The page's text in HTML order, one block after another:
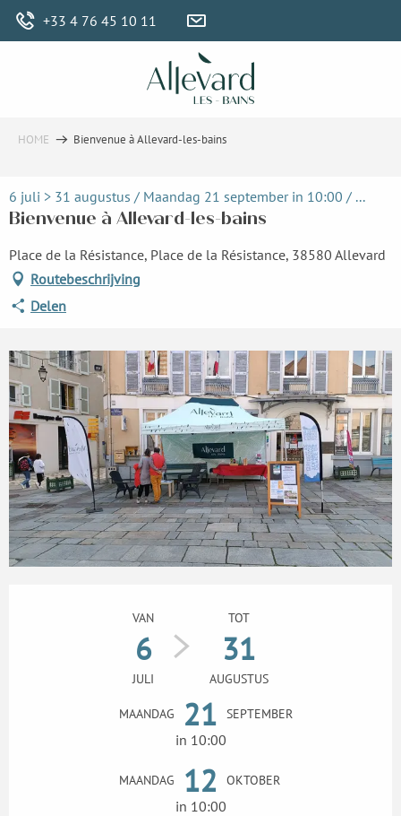
Aller
+33 4 76 45 10 11
HOME Bienvenue à Allevard-les-bains
6 juli > 31 augustus / Maandag 21 september in 10:00 / ...
Bienvenue à Allevard-les-bains
Place de la Résistance, Place de la Résistance, 38580 Allevard
Routebeschrijving
Delen
VAN
6
JULI
TOT
31
AUGUSTUS
MAANDAG 21 SEPTEMBER
in 10:00
MAANDAG 12 OKTOBER
in 10:00